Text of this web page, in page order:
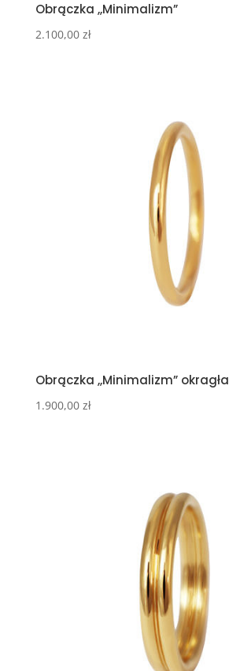
Obrączka ,,Minimalizm”
2.100,00 zł
Obrączka ,,Minimalizm” okragła
1.900,00 zł